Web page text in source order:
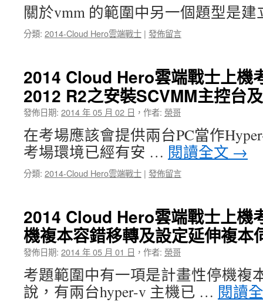
關於vmm 的範圍中另一個題型是
分類: 2014-Cloud Hero雲端戰士 | 發佈留言
2014 Cloud Hero雲端戰士上機
2012 R2之安裝SCVMM主控台
發佈日期: 2014 年 05 月 02 日 ， 作者: 榮哥
在考場應該會提供兩台PC當作
考場環境已經有安 … 閱讀全文 →
分類: 2014-Cloud Hero雲端戰士 | 發佈留言
2014 Cloud Hero雲端戰士上機
機複本容錯移轉及設定延伸複本
發佈日期: 2014 年 05 月 01 日 ， 作者: 榮哥
考題範圍中有一項是計畫性停機複
說，有兩台hyper-v 主機已 … 閱讀